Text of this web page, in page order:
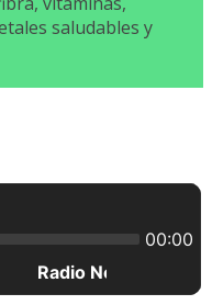
saludables y